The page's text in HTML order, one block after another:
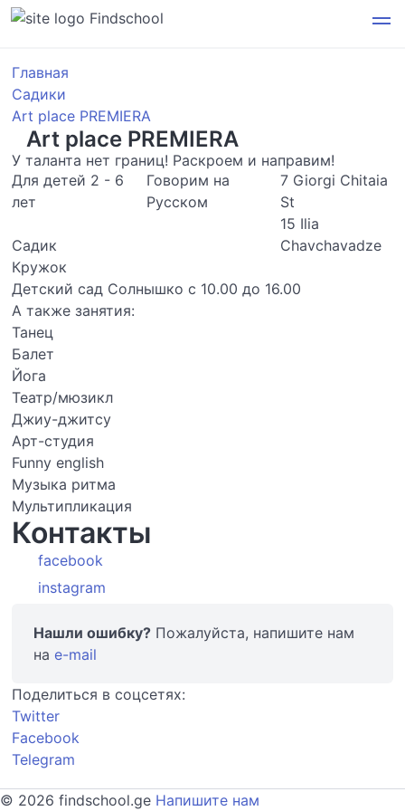
Findschool
Главная
Садики
Art place PREMIERA
Art place PREMIERA
У таланта нет границ! Раскроем и направим!
Для детей 2 - 6
лет
Садик
Кружок
Говорим на
Русском
7 Giorgi Chitaia
St
15 Ilia
Chavchavadze
Детский сад Солнышко с 10.00 до 16.00
А также занятия:
Танец
Балет
Йога
Театр/мюзикл
Джиу-джитсу
Арт-студия
Funny english
Музыка ритма
Мультипликация
Контакты
facebook
instagram
Нашли ошибку? Пожалуйста, напишите нам
наe-mail
Поделиться в соцсетях:
Twitter
Facebook
Telegram
© 2026 findschool.ge Напишите нам